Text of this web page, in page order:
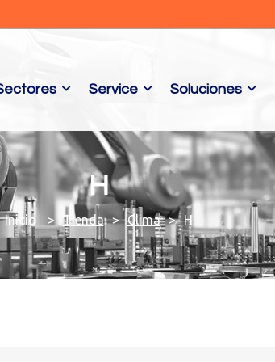
Service Soluciones
H
Tienda Clima H